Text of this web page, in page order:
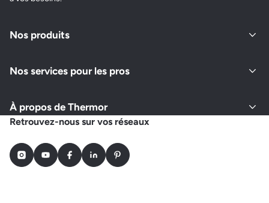
Nos produits
Nos services pour les pros
À propos de Thermor
Retrouvez-nous sur vos réseaux
InstagramYoutubeFacebookLinkedInPinterest